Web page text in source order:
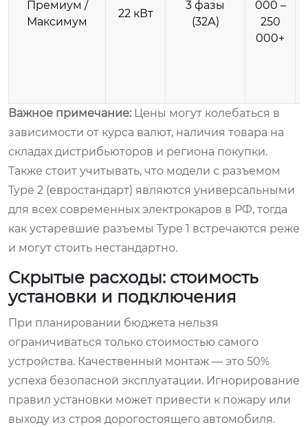
Премиум /
Максимум
22 кВт
3 фазы
(32А)
000 –
250
000+
Важное примечание: Цены могут колебаться в
зависимости от курса валют, наличия товара на
складах дистрибьюторов и региона покупки.
Также стоит учитывать, что модели с разъемом
Type 2 (евростандарт) являются универсальными
для всех современных электрокаров в РФ, тогда
как устаревшие разъемы Type 1 встречаются реже
и могут стоить нестандартно.
Скрытые расходы: стоимость
установки и подключения
При планировании бюджета нельзя
ограничиваться только стоимостью самого
устройства. Качественный монтаж — это 50%
успеха безопасной эксплуатации. Игнорирование
правил установки может привести к пожару или
выходу из строя дорогостоящего автомобиля.